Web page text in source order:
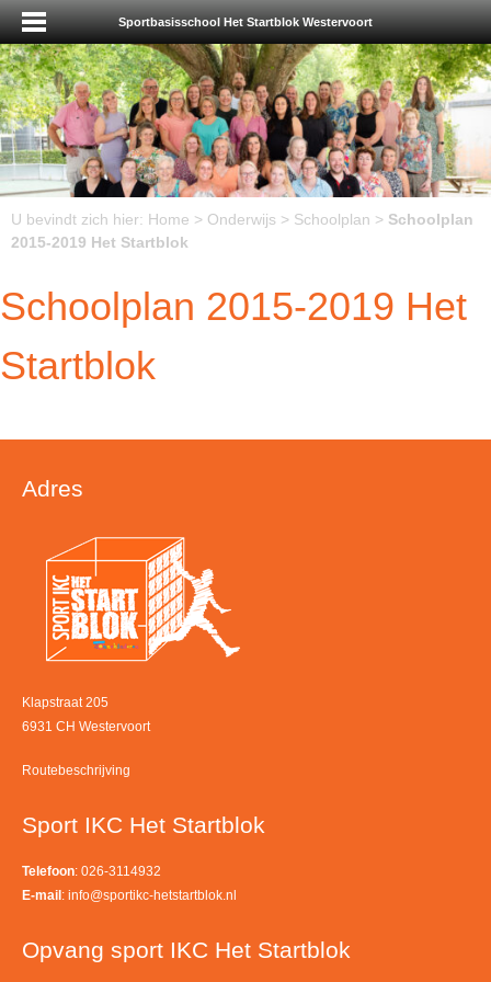
Sportbasisschool Het Startblok Westervoort
U bevindt zich hier: Home > Onderwijs > Schoolplan > Schoolplan
2015-2019 Het Startblok
Schoolplan 2015-2019 Het
Startblok
Adres
Klapstraat 205
6931 CH Westervoort
Routebeschrijving
Sport IKC Het Startblok
Telefoon: 026-3114932
E-mail : info@sportikc-hetstartblok.nl
Opvang sport IKC Het Startblok